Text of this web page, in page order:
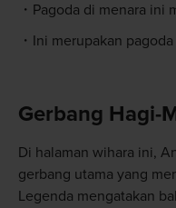
Pagoda di menara ini
Ini merupakan
Gerbang Hagi-
Di halaman wihara ini,
gerbang utama yang
Legenda mengatakan